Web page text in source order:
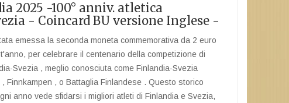
2025 -100° anniv. atletica
- Coincard BU versione Inglese -
emessa la seconda moneta commemorativa da 2 euro
per celebrare il centenario della competizione di
Svezia , meglio conosciuta come Finlandia-Svezia
Finnkampen , o Battaglia Finlandese . Questo storico
anno vede sfidarsi i migliori atleti di Finlandia e Svezia,